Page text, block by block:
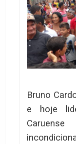
Bruno
e hoje